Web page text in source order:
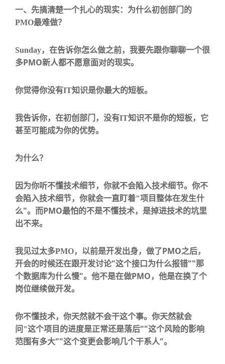
一、先搞清楚一个扎心的现实：为什么初创部门的
PMO最难做？
Sunday，在告诉你怎么做之前，我要先跟你聊聊一个很
多PMO新人都不愿意面对的现实。
你觉得你没有IT知识是你最大的短板。
我告诉你， 在初创部门，没有IT知识不是你的短板，它
甚至可能成为你的优势。
为什么？
因为你听不懂技术细节，你就不会陷入技术细节。你不
会陷入技术细节，你就会一直盯着"项目整体在发生什
么"。而PMO最怕的不是不懂技术，是掉进技术的坑里
出不来。
我见过太多PMO，以前是开发出身，做了PMO之后，
开会的时候还在跟开发讨论"这个接口为什么报错""那
个数据库为什么慢"。他不是在做PMO，他是在换了个
岗位继续做开发。
你不懂技术，你天然就不会干这个事。你天然就会
问 "这个项目的进度是正常还是落后""这个风险的影响
范围有多大""这个变更会影响几个干系人"。